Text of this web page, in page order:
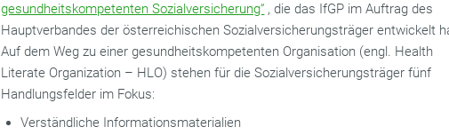
gesundheitskompetenten Sozialversicherung“ , die das IfGP im Auftrag des
Hauptverbandes der österreichischen Sozialversicherungsträger entwickelt
Auf dem Weg zu einer gesundheitskompetenten Organisation (engl. Health
Literate Organization – HLO) stehen für die Sozialversicherungsträger fünf
Handlungsfelder im Fokus:
Verständliche Informationsmaterialien